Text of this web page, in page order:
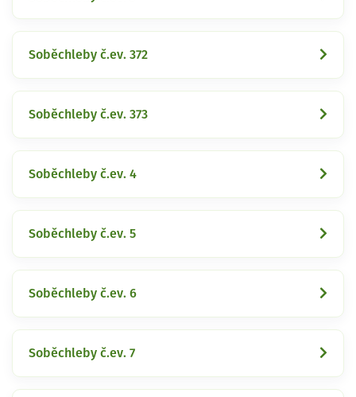
Soběchleby č.ev. 372
Soběchleby č.ev. 373
Soběchleby č.ev. 4
Soběchleby č.ev. 5
Soběchleby č.ev. 6
Soběchleby č.ev. 7